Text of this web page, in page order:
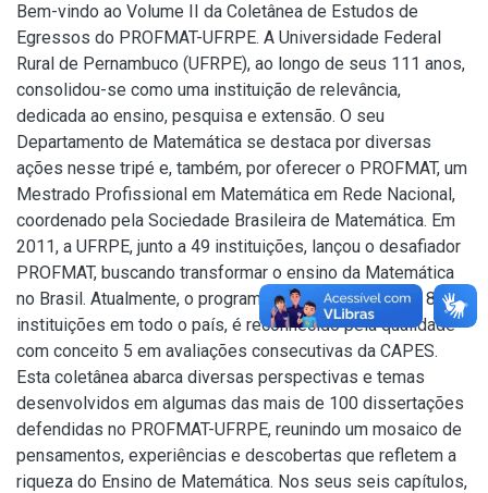
Bem-vindo ao Volume II da Coletânea de Estudos de
Egressos do PROFMAT-UFRPE. A Universidade Federal
Rural de Pernambuco (UFRPE), ao longo de seus 111 anos,
consolidou-se como uma instituição de relevância,
dedicada ao ensino, pesquisa e extensão. O seu
Departamento de Matemática se destaca por diversas
ações nesse tripé e, também, por oferecer o PROFMAT, um
Mestrado Profissional em Matemática em Rede Nacional,
coordenado pela Sociedade Brasileira de Matemática. Em
2011, a UFRPE, junto a 49 instituições, lançou o desafiador
PROFMAT, buscando transformar o ensino da Matemática
no Brasil. Atualmente, o programa, que envolve quase 80
instituições em todo o país, é reconhecido pela qualidade
com conceito 5 em avaliações consecutivas da CAPES.
Esta coletânea abarca diversas perspectivas e temas
desenvolvidos em algumas das mais de 100 dissertações
defendidas no PROFMAT-UFRPE, reunindo um mosaico de
pensamentos, experiências e descobertas que refletem a
riqueza do Ensino de Matemática. Nos seus seis capítulos,